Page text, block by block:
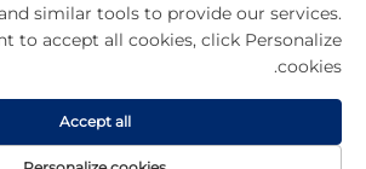
حقوق النشر © 2025 شركة دونغقوان شينغتينغ
similar tools to provide our services.
to accept all cookies, click Personalize
cookies.
Accept all